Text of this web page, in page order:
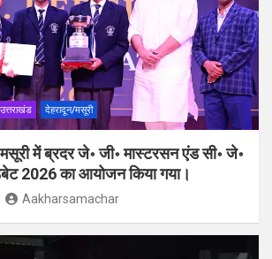
उत्तराखंड देहरादून/मसूरी
में ब्रदर जे॰ जी॰ मास्टरसन एंड सी॰ जे॰
2026 का आयोजन किया गया।
Aakharsamachar